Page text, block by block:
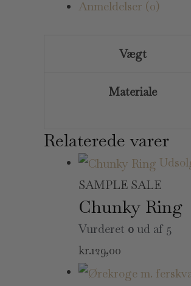
Anmeldelser (0)
Vægt
Materiale
Relaterede varer
SAMPLE SALE
Chunky Ring
Vurderet 0 ud af 5
kr.129,00